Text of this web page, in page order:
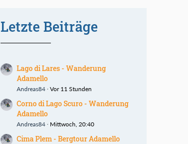
Letzte Beiträge
Lago di Lares - Wanderung
Adamello
Andreas84 Vor 11 Stunden
Corno di Lago Scuro - Wanderung
Adamello
Andreas84 Mittwoch, 20:40
Cima Plem - Bergtour Adamello